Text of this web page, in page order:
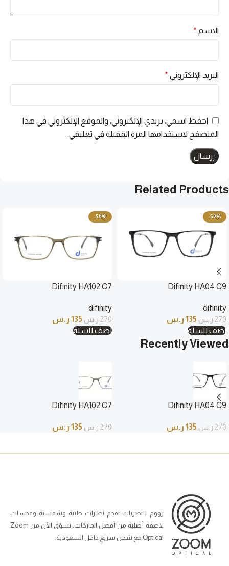
الاسم *
البريد الإلكتروني *
احفظ اسمي، بريدي الإلكتروني، والموقع الإلكتروني في هذا
المتصفح لاستخدامها المرة المقبلة في تعليقي.
Related Products
-50%
Difinity HA04 C9
difinity
270ر.س135 ر.س
أضف للسلة
-50%
Difinity HA102 C7
difinity
270ر.س135 ر.س
أضف للسلة
Recently Viewed
Difinity HA04 C9
270ر.س135 ر.س
Difinity HA102 C7
270ر.س135 ر.س
زووم للبصريات تقدم نظارات طبية وشمسية وعدسات
لاصقة أصلية من أفضل الماركات. تسوّق الآن من Zoom
Optical مع شحن سريع داخل السعودية.